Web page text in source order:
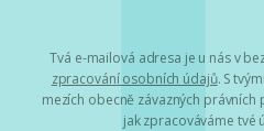
Tvá e-mailová adresa je u nás v
zpracování osobních údajů. S
mezích obecně závazných
jak zpracováváme tvé